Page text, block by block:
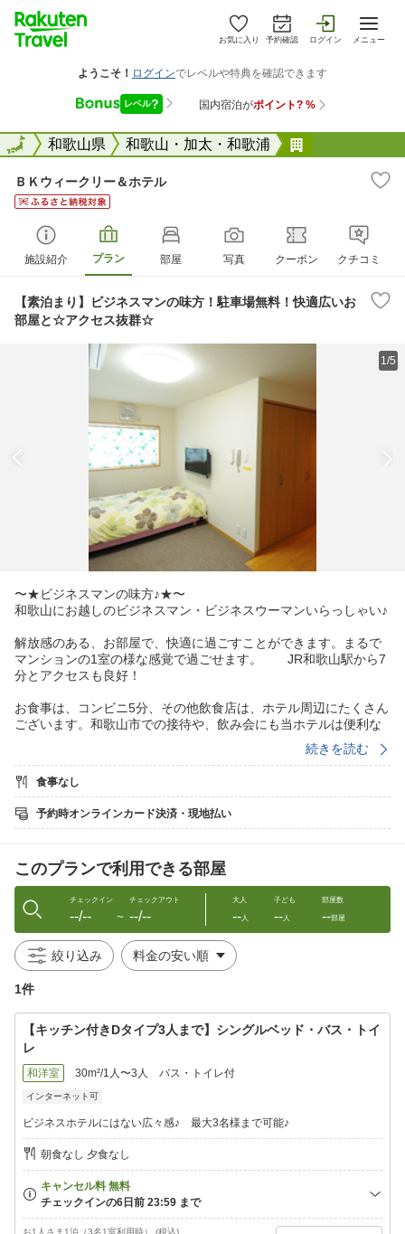
お気に入り 予約確認 ログイン メニュー
全国和歌山県 和歌山・加太・和歌浦
全国
ＢＫウィークリー＆ホテル
施設紹介 プラン 部屋 写真 クーポン クチコミ
【素泊まり】ビジネスマンの味方！駐車場無料！快適広いお
部屋と☆アクセス抜群☆
1/5
〜★ビジネスマンの味方♪★〜
和歌山にお越しのビジネスマン・ビジネスウーマンいらっしゃい♪
解放感のある、お部屋で、快適に過ごすことができます。まるで
マンションの1室の様な感覚で過ごせます。 JR和歌山駅から7
分とアクセスも良好！
お食事は、コンビニ5分、その他飲食店は、ホテル周辺にたくさん
ございます。和歌山市での接待や、飲み会にも当ホテルは便利な
☆トイレ、お風呂はセパレート♪〜
☆インターネット有線LAN完備（WiーFiへの変換器はフロントに
て貸し出し）
※回線状況によってはご希望に添えない場合がございます。
台数に限りがあり先着順となります。満車の場合はお近くのコイ
ンパーキングをご利用下さい。
-■-■-■-■-■-■-■-■-■-■-■-■-■-■-■-■-■-■-■-■-■-■-■-■-
※こちらのプランはペット不可です。
-■-■-■-■-■-■-■-■-■-■-■-■-■-■-■-■-■-■-■-■-■-■-■-■-
★長期滞在可能です♪
★部屋数に限りがございますので 御予約お急ぎ下さい！
-■-■-■-■-■-■-■-■-■-■-■-■-■-■-■-■-■-■-■-■-■-■-■-■-
続きを読む
食事なし
予約時オンラインカード決済・現地払い
このプランで利用できる部屋
チェックイン
--/-- 〜
チェックアウト
--/--
大人
--人
子ども
--人
部屋数
--部屋
絞り込み
1件
【キッチン付きDタイプ3人まで】シングルベッド・バス・トイ
レ
和洋室 30m²/1人〜3人 バス・トイレ付
インターネット可
ビジネスホテルにはない広々感♪ 最大3名様まで可能♪
朝食なし 夕食なし
お1人さま1泊（3名1室利用時） (税込)